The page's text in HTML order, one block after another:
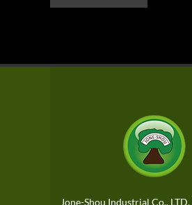
Jone-Shou Industrial Co., LTD.